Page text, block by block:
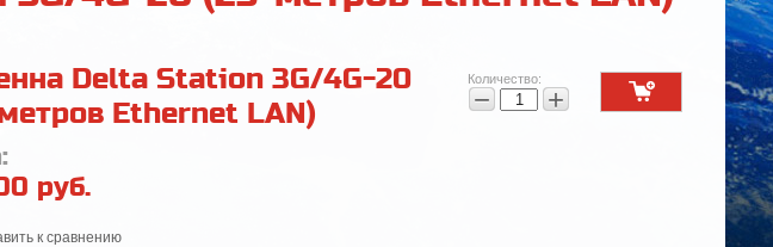
Delta Station 3G/4G-20
Ethernet LAN)
Количество:
− +
руб.
к сравнению